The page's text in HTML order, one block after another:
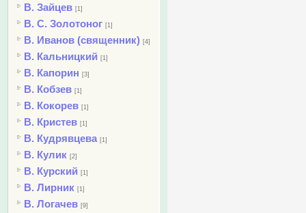
В. Зайцев [1]
В. С. Золотоног [1]
В. Иванов (священник) [4]
В. Кальницкий [1]
В. Капорин [3]
В. Кобзев [1]
В. Кокорев [1]
В. Кристев [1]
В. Кудрявцева [1]
В. Кулик [2]
В. Курский [1]
В. Лирник [1]
В. Логачев [9]